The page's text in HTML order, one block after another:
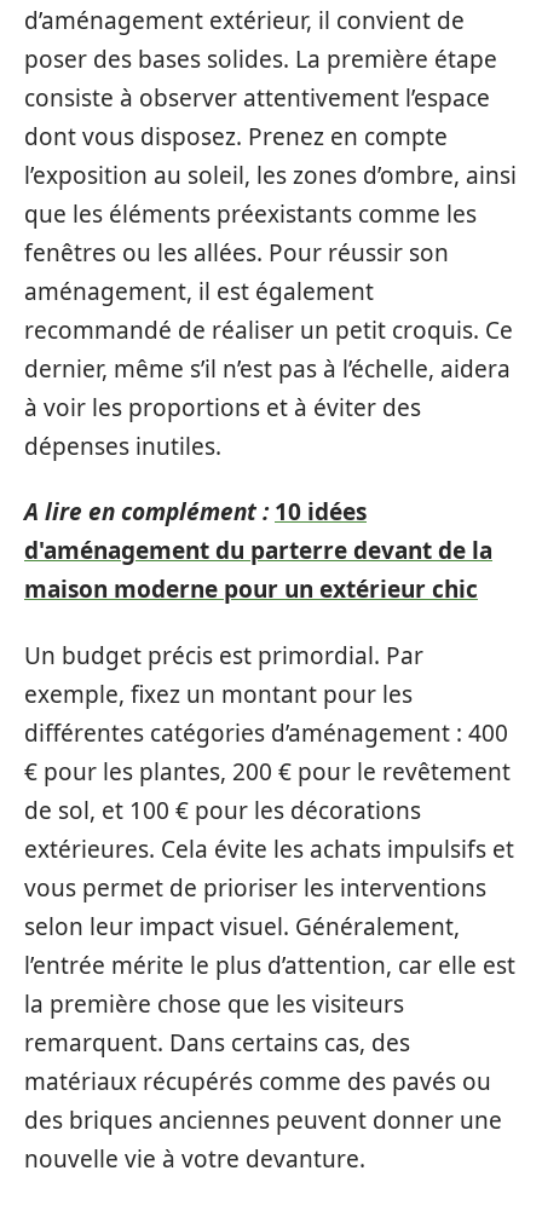
d’aménagement extérieur, il convient de
poser des bases solides. La première étape
consiste à observer attentivement l’espace
dont vous disposez. Prenez en compte
l’exposition au soleil, les zones d’ombre, ainsi
que les éléments préexistants comme les
fenêtres ou les allées. Pour réussir son
aménagement, il est également
recommandé de réaliser un petit croquis. Ce
dernier, même s’il n’est pas à l’échelle, aidera
à voir les proportions et à éviter des
dépenses inutiles.
A lire en complément : 10 idées
d'aménagement du parterre devant de la
maison moderne pour un extérieur chic
Un budget précis est primordial. Par
exemple, fixez un montant pour les
différentes catégories d’aménagement : 400
€ pour les plantes, 200 € pour le revêtement
de sol, et 100 € pour les décorations
extérieures. Cela évite les achats impulsifs et
vous permet de prioriser les interventions
selon leur impact visuel. Généralement,
l’entrée mérite le plus d’attention, car elle est
la première chose que les visiteurs
remarquent. Dans certains cas, des
matériaux récupérés comme des pavés ou
des briques anciennes peuvent donner une
nouvelle vie à votre devanture.